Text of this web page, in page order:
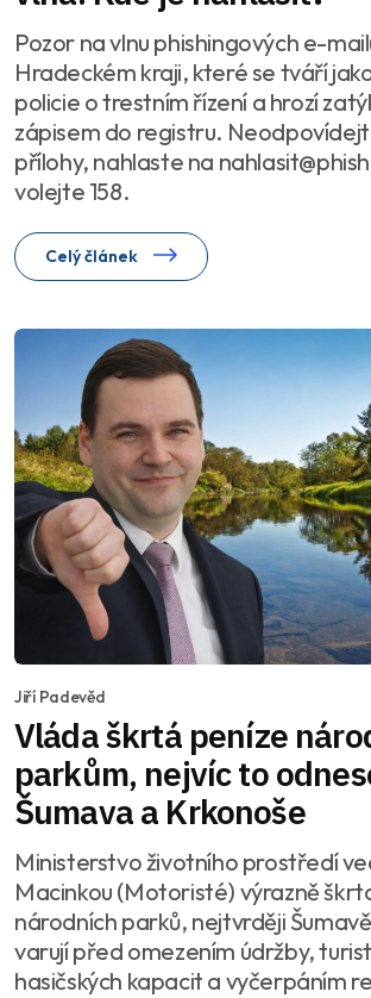
Pozor na vlnu phishingových e-
Hradeckém kraji, které se tváří
policie o trestním řízení a hrozí
zápisem do registru.
přílohy, nahlaste na
volejte 158.
Celý článek
Jiří Padevěd
Vláda škrtá peníze
parkům, nejvíc to
Šumava a Krkonoše
Ministerstvo životního prostředí
Macinkou (Motoristé) výrazně
národních parků, nejtvrději
varují před omezením údržby,
hasičských kapacit a vyčerpáním